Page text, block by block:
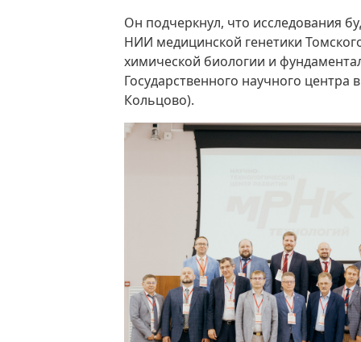
Он подчеркнул, что исследования
НИИ медицинской генетики
химической биологии и
Государственного научного центра
Кольцово).